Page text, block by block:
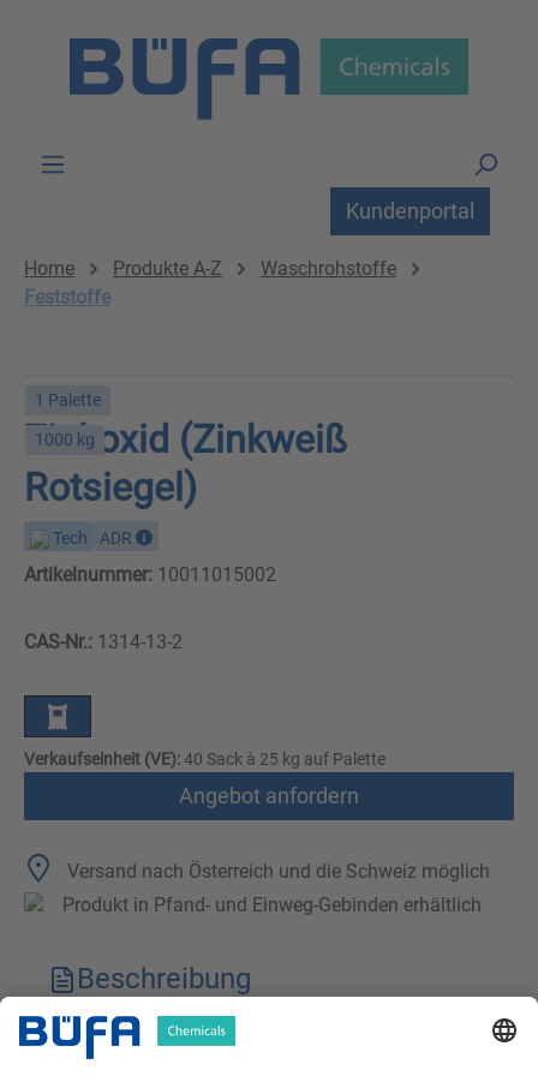
Kundenportal
Home Produkte A-Z
Waschrohstoffe
Feststoffe
1 Palette
1000 kg
Zinkoxid (Zinkweiß
Rotsiegel)
Tech ADR
Artikelnummer: 10011015002
CAS-Nr.: 1314-13-2
Verkaufseinheit (VE):40 Sack à 25 kg auf Palette
Angebot anfordern
Versand nach Österreich und die Schweiz möglich
Produkt in Pfand- und Einweg-Gebinden erhältlich
Beschreibung
Technische Merkmale